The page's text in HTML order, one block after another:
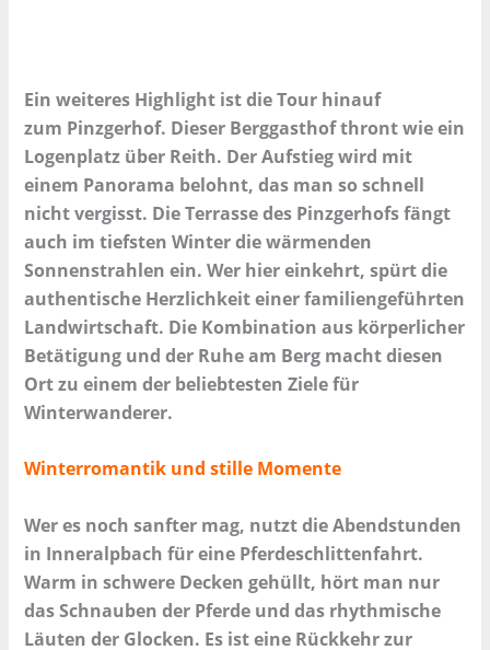
Ein weiteres Highlight ist die Tour hinauf
zum Pinzgerhof. Dieser Berggasthof thront wie ein
Logenplatz über Reith. Der Aufstieg wird mit
einem Panorama belohnt, das man so schnell
nicht vergisst. Die Terrasse des Pinzgerhofs fängt
auch im tiefsten Winter die wärmenden
Sonnenstrahlen ein. Wer hier einkehrt, spürt die
authentische Herzlichkeit einer familiengeführten
Landwirtschaft. Die Kombination aus körperlicher
Betätigung und der Ruhe am Berg macht diesen
Ort zu einem der beliebtesten Ziele für
Winterwanderer.
Winterromantik und stille Momente
Wer es noch sanfter mag, nutzt die Abendstunden
in Inneralpbach für eine Pferdeschlittenfahrt.
Warm in schwere Decken gehüllt, hört man nur
das Schnauben der Pferde und das rhythmische
Läuten der Glocken. Es ist eine Rückkehr zur